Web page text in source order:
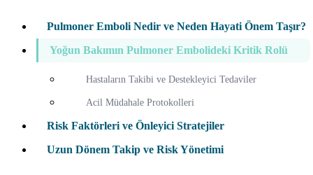
Pulmoner Emboli Nedir ve Neden Hayati Önem Taşır?
Yoğun Bakımın Pulmoner Embolideki Kritik Rolü
Hastaların Takibi ve Destekleyici Tedaviler
Acil Müdahale Protokolleri
Risk Faktörleri ve Önleyici Stratejiler
Uzun Dönem Takip ve Risk Yönetimi